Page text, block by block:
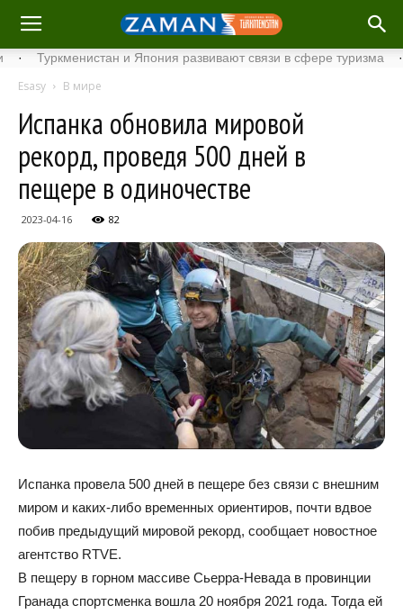
и Япония развивают связи в сфере туризма ·
Esasy В мире
Испанка обновила мировой
рекорд, проведя 500 дней в
пещере в одиночестве
2023-04-16 82
Испанка провела 500 дней в пещере без связи с внешним
миром и каких-либо временных ориентиров, почти вдвое
побив предыдущий мировой рекорд, сообщает новостное
агентство RTVE.
В пещеру в горном массиве Сьерра-Невада в провинции
Гранада спортсменка вошла 20 ноября 2021 года. Тогда ей